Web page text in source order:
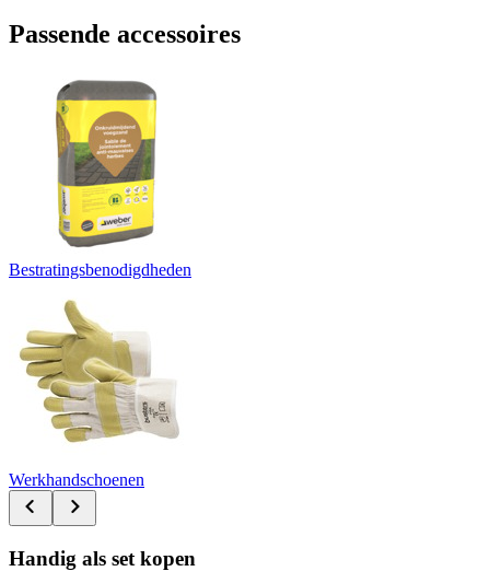
Passende accessoires
Bestratingsbenodigdheden
Werkhandschoenen
Handig als set kopen